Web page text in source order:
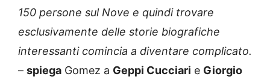
150 persone sul Nove e quindi trovare
esclusivamente delle storie biografiche
interessanti comincia a diventare complicato.
– spiega Gomez a Geppi Cucciari e Giorgio